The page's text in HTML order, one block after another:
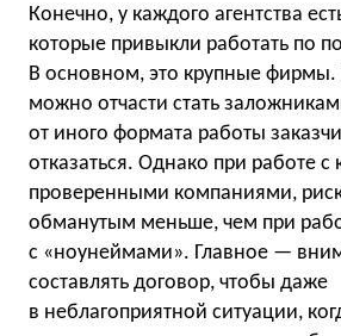
Конечно, у каждого агентства
которые привыкли работать по
В основном, это крупные фирмы.
можно отчасти стать
от иного формата работы
отказаться. Однако при работе с
проверенными компаниями, риск
обманутым меньше, чем при
с «ноунеймами». Главное —
составлять договор, чтобы даже
в неблагоприятной ситуации,